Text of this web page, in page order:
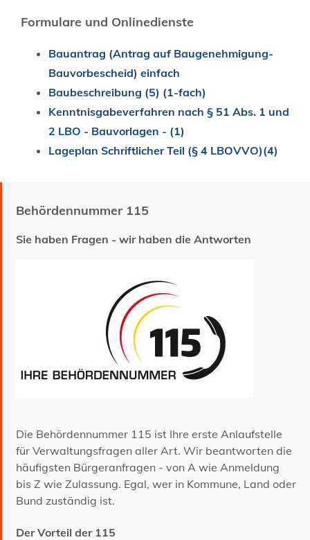
Formulare und Onlinedienste
Bauantrag (Antrag auf Baugenehmigung-
Bauvorbescheid) einfach
Baubeschreibung (5) (1-fach)
Kenntnisgabeverfahren nach § 51 Abs. 1 und
2 LBO - Bauvorlagen - (1)
Lageplan Schriftlicher Teil (§ 4 LBOVVO)(4)
Behördennummer 115
Sie haben Fragen - wir haben die Antworten
Die Behördennummer 115 ist Ihre erste Anlaufstelle
für Verwaltungsfragen aller Art. Wir beantworten die
häufigsten Bürgeranfragen - von A wie Anmeldung
bis Z wie Zulassung. Egal, wer in Kommune, Land oder
Bund zuständig ist.
Der Vorteil der 115